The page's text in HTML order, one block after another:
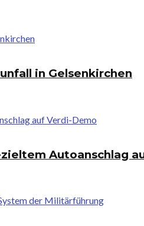
in Gelsenkirchen
Autoanschlag